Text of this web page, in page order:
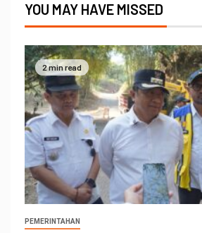
YOU MAY HAVE MISSED
2 min read
PEMERINTAHAN